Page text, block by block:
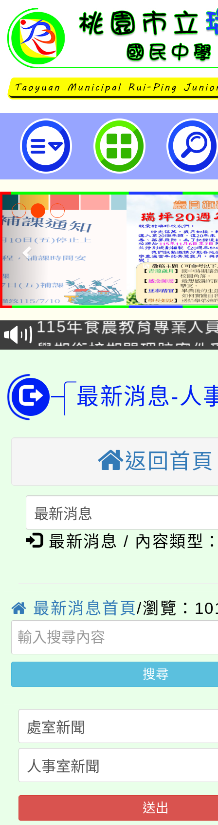
轉知市府訂定「桃園市政府推動員
要點」，並自113年6月19日生效-
民中學
淨零綠生活教案入校路
會
115年食農教育專業人
程
學期銜接期間理賠案件
版
公告本校115學年度第
代理(課)教師甄選結果(
「2026金融保險知識
桃園市115學年度學生
生本土語及新住民語歌
公告本校115學年度第
代理(課)教師甄選結果(
公告本校115學年度第
代理(課)教師甄選結果(
轉知中國文化大學推廣
《TA101》溝通分析基
心理、諮商輔導、社會
系所師生報名參加。
淨零綠生活教案入校路
學籍身 分審查程序及
版
淨零綠領人才培育課程
公告本校115學年度第
代理(課)教師甄選結果(
「2026金融保險知識
車」活動
桃園市115學年度學生
生本土語及新住民語歌
公告本校115學年度第
代理(課)教師甄選結果(
公告本校115學年度第
代理(課)教師甄選結果
轉知中國文化大學推廣
《TA101》溝通分析基
程，歡迎學生輔導中心
最新消息-人
返回首頁
最新消息 / 內容類型
最新消息首頁/瀏覽：
搜尋
送出